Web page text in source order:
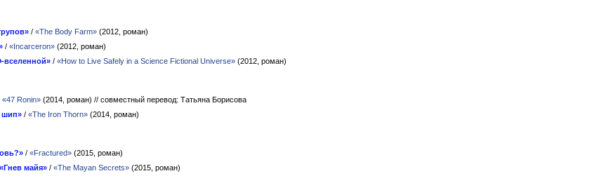
/ «The Body Farm» (2012, роман)
/ «Incarceron» (2012, роман)
вселенной» / «How to Live Safely in a Science Fictional Universe» (2012, роман)
«47 Ronin» (2014, роман) // совместный перевод: Татьяна Борисова
шип» / «The Iron Thorn» (2014, роман)
/ «Fractured» (2015, роман)
«Гнев майя» / «The Mayan Secrets» (2015, роман)